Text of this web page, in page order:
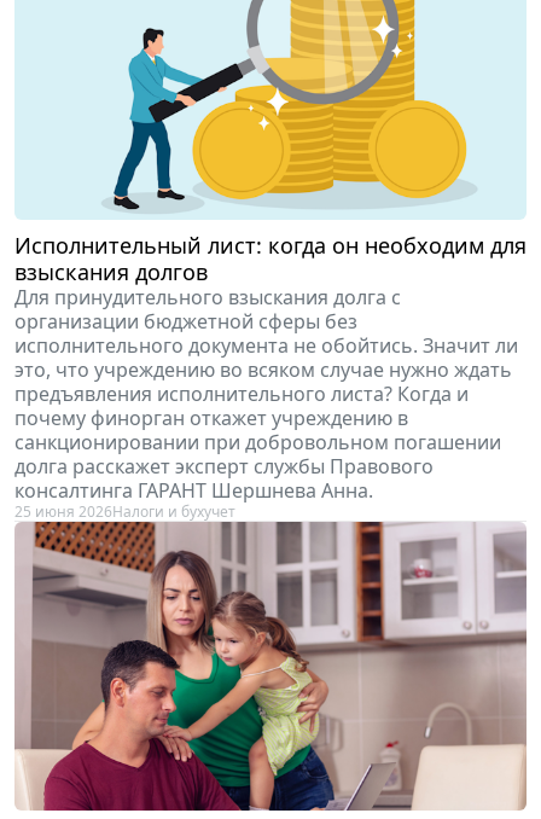
Исполнительный лист: когда он необходим для
взыскания долгов
Для принудительного взыскания долга с
организации бюджетной сферы без
исполнительного документа не обойтись. Значит ли
это, что учреждению во всяком случае нужно ждать
предъявления исполнительного листа? Когда и
почему финорган откажет учреждению в
санкционировании при добровольном погашении
долга расскажет эксперт службы Правового
консалтинга ГАРАНТ Шершнева Анна.
25 июня 2026Налоги и бухучет